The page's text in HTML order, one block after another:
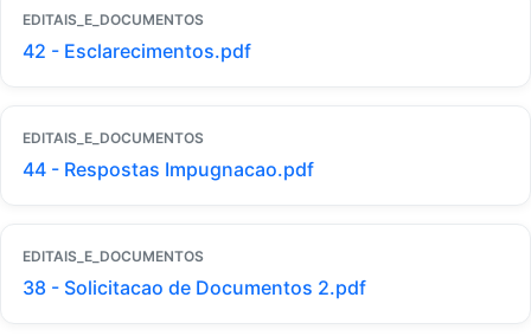
EDITAIS_E_DOCUMENTOS
42 - Esclarecimentos.pdf
EDITAIS_E_DOCUMENTOS
44 - Respostas Impugnacao.pdf
EDITAIS_E_DOCUMENTOS
38 - Solicitacao de Documentos 2.pdf